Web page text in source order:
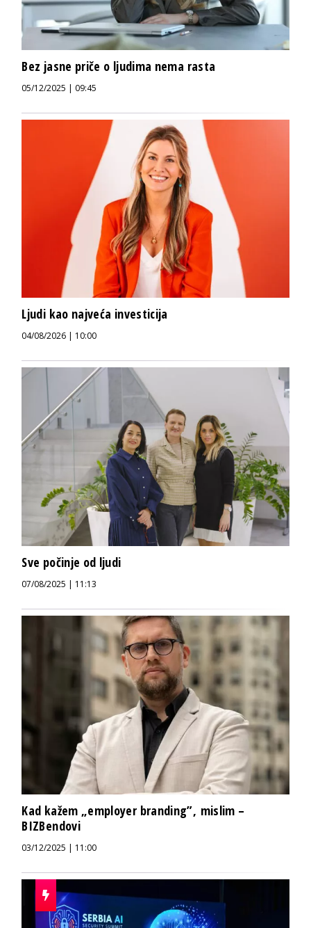
Bez jasne priče o ljudima nema rasta
05/12/2025 | 09:45
Ljudi kao najveća investicija
04/08/2026 | 10:00
Sve počinje od ljudi
07/08/2025 | 11:13
Kad kažem „employer branding”, mislim –
BIZBendovi
03/12/2025 | 11:00